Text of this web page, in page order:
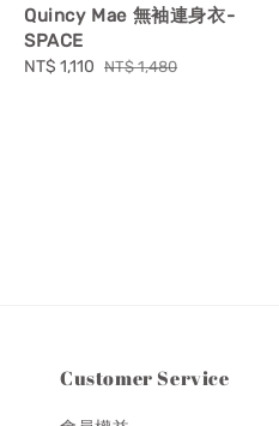
Quincy Mae 無袖連身衣-
SPACE
Sale
NT$ 1,110 Regular
NT$ 1,480
Customer Service